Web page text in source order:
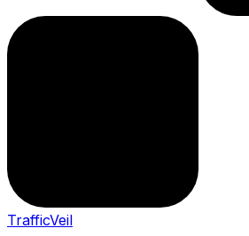
TrafficVeil